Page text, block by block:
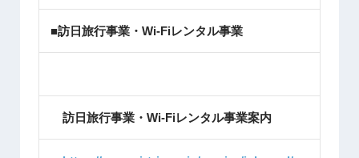
■訪日旅行事業・Wi-Fiレンタル事業
訪日旅行事業・Wi-Fiレンタル事業案内